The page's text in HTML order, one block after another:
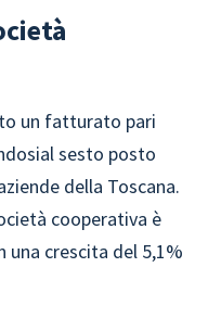
un fatturato pari
sesto posto
della Toscana.
cooperativa è
una crescita del 5,1%